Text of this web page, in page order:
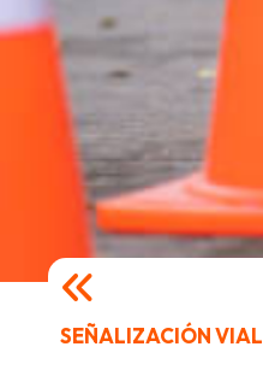
SEÑALIZACIÓN VIAL